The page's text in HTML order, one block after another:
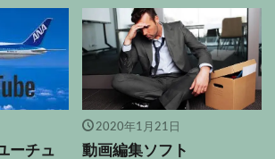
ーチュ
2020年1月21日
動画編集ソフト